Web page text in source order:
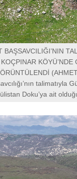
talimatıyla
Doku’ya ait